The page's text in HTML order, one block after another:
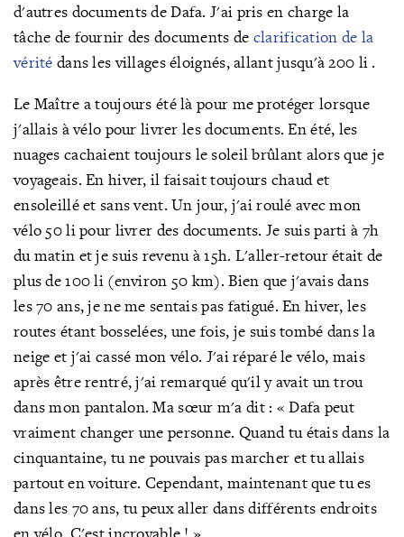
d'autres documents de Dafa. J'ai pris en charge la
tâche de fournir des documents de clarification de la
vérité dans les villages éloignés, allant jusqu'à 200 li .
Le Maître a toujours été là pour me protéger lorsque
j'allais à vélo pour livrer les documents. En été, les
nuages cachaient toujours le soleil brûlant alors que je
voyageais. En hiver, il faisait toujours chaud et
ensoleillé et sans vent. Un jour, j'ai roulé avec mon
vélo 50 li pour livrer des documents. Je suis parti à 7h
du matin et je suis revenu à 15h. L'aller-retour était de
plus de 100 li (environ 50 km). Bien que j'avais dans
les 70 ans, je ne me sentais pas fatigué. En hiver, les
routes étant bosselées, une fois, je suis tombé dans la
neige et j'ai cassé mon vélo. J'ai réparé le vélo, mais
après être rentré, j'ai remarqué qu'il y avait un trou
dans mon pantalon. Ma sœur m'a dit : « Dafa peut
vraiment changer une personne. Quand tu étais dans la
cinquantaine, tu ne pouvais pas marcher et tu allais
partout en voiture. Cependant, maintenant que tu es
dans les 70 ans, tu peux aller dans différents endroits